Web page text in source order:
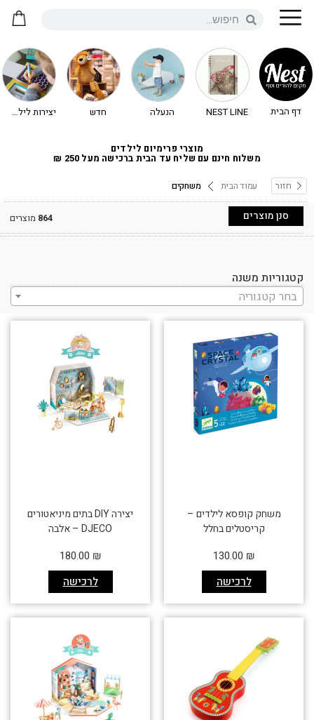
דף הבית NEST LINE הנעלה חדש יצירות לילדים - יצירה לילדים
מוצרי פרימיום לילדים
משלוח חינם עם שליח עד הבית ברכישה מעל 250 ₪
חזור עמוד הבית משחקים
864 מוצרים סנן מוצרים
קטגוריות משנה
בחר קטגוריה
משחק קופסא לילדים –
קריסטלים בחלל
לרכישה
130.00 ₪
יצירה DIY בתים מיניאטורים
DJECO – אלבה
לרכישה
180.00 ₪